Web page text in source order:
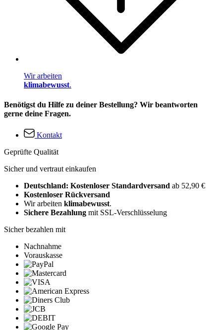
Wir arbeiten
klimabewusst.
Benötigst du Hilfe zu deiner Bestellung? Wir beantworten
gerne deine Fragen.
Kontakt
Geprüfte Qualität
Sicher und vertraut einkaufen
Deutschland: Kostenloser Standardversand ab 52,90 €
Kostenloser Rückversand
Wir arbeiten klimabewusst.
Sichere Bezahlung mit SSL-Verschlüsselung
Sicher bezahlen mit
Nachnahme
Vorauskasse